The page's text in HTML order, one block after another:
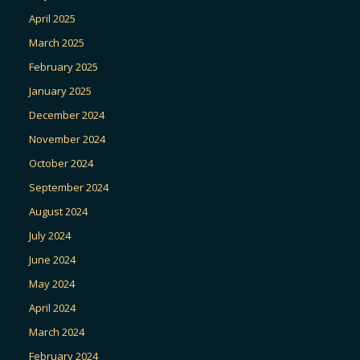
April 2025
March 2025
February 2025
January 2025
December 2024
November 2024
October 2024
September 2024
August 2024
July 2024
June 2024
May 2024
April 2024
March 2024
February 2024